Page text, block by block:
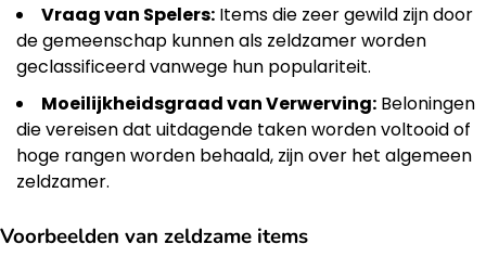
Vraag van Spelers: Items die zeer gewild zijn door
de gemeenschap kunnen als zeldzamer worden
geclassificeerd vanwege hun populariteit.
Moeilijkheidsgraad van Verwerving: Beloningen
die vereisen dat uitdagende taken worden voltooid of
hoge rangen worden behaald, zijn over het algemeen
zeldzamer.
Voorbeelden van zeldzame items